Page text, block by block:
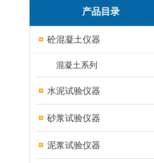
产品目录
砼混凝土仪器
混凝土系列
水泥试验仪器
砂浆试验仪器
泥浆试验仪器